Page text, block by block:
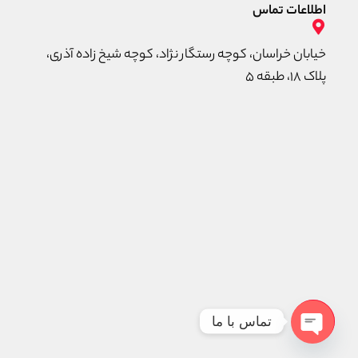
اطلاعات تماس
خیابان خراسان، کوچه رستگار نژاد، کوچه شیخ زاده آذری،
پلاک ۱۸، طبقه ۵
تماس با ما